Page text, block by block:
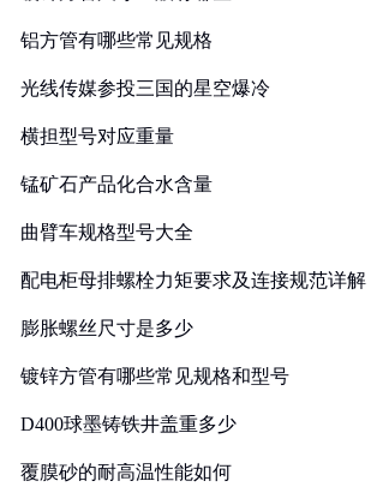
铝方管有哪些常见规格
光线传媒参投三国的星空爆冷
横担型号对应重量
锰矿石产品化合水含量
曲臂车规格型号大全
配电柜母排螺栓力矩要求及连接规范详解
膨胀螺丝尺寸是多少
镀锌方管有哪些常见规格和型号
D400球墨铸铁井盖重多少
覆膜砂的耐高温性能如何